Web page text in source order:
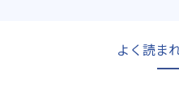
よく読ま